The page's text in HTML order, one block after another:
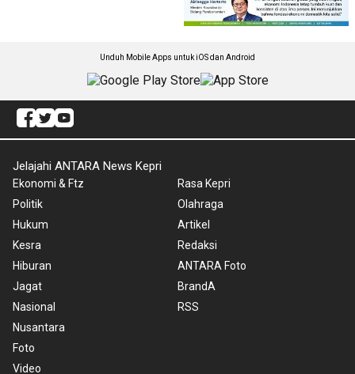
Unduh Mobile Apps untuk iOS dan Android
Jelajahi ANTARA News Kepri
Ekonomi & Ftz
Politik
Hukum
Kesra
Hiburan
Jagat
Nasional
Nusantara
Foto
Video
Rasa Kepri
Olahraga
Artikel
Redaksi
ANTARA Foto
BrandA
RSS